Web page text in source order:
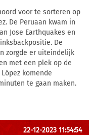
voor te sorteren op
De Peruaan kwam in
Jose Earthquakes en
De
zorgde er uiteindelijk
met een plek op de
komende
te gaan maken.
22-12-2023 11:54:54